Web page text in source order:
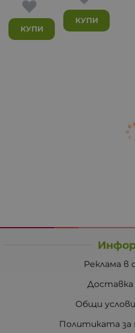
КУПИ
КУПИ
Реклама в
Доставка
Общи
Политиката